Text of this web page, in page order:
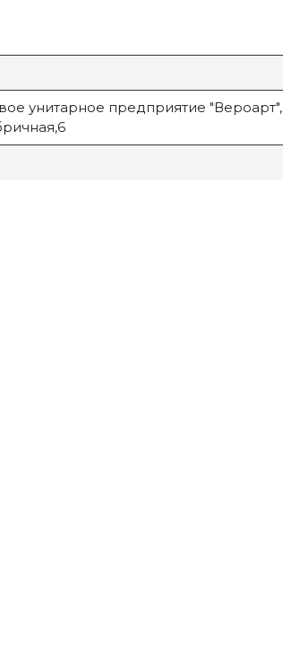
унитарное предприятие "Вероарт",